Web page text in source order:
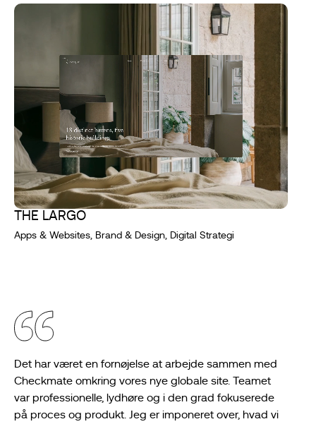
THE LARGO
Apps & Websites, Brand & Design, Digital Strategi
Det har været en fornøjelse at arbejde sammen med
Checkmate omkring vores nye globale site. Teamet
var professionelle, lydhøre og i den grad fokuserede
på proces og produkt. Jeg er imponeret over, hvad vi